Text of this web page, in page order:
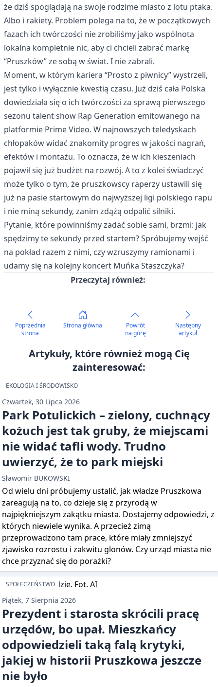
że dziś spoglądają na swoje rodzime miasto z lotu ptaka.
Albo i rakiety. Problem polega na to, że w początkowych
fazach ich twórczości nie zrobiliśmy jako wspólnota
lokalna kompletnie nic, aby ci chcieli zabrać markę
“Pruszków” ze sobą w świat. I nie zabrali.
Moment, w którym kariera “Prosto z piwnicy” wystrzeli,
jest tylko i wyłącznie kwestią czasu. Już dziś cała Polska
dowiedziała się o ich twórczości za sprawą pierwszego
sezonu talent show Rap Generation emitowanego na
platformie Prime Video. W najnowszych teledyskach
chłopaków widać znakomity progres w jakości nagrań,
efektów i montażu. To oznacza, że w ich kieszeniach
pojawił się już budżet na rozwój. A to z kolei świadczyć
może tylko o tym, że pruszkowscy raperzy ustawili się
już na pasie startowym do najwyższej ligi polskiego rapu
i nie miną sekundy, zanim zdążą odpalić silniki.
Pytanie, które powinniśmy zadać sobie sami, brzmi: jak
spędzimy te sekundy przed startem? Spróbujemy wejść
na pokład razem z nimi, czy wzruszymy ramionami i
udamy się na kolejny koncert Muńka Staszczyka?
Przeczytaj również:
Poprzednia
strona
Strona główna
Powrót
na górę
Następny
artykuł
Artykuły, które również mogą Cię
zainteresować:
EKOLOGIA I ŚRODOWISKO
Czwartek, 30 Lipca 2026
Park Potulickich – zielony, cuchnący
kożuch jest tak gruby, że miejscami
nie widać tafli wody. Trudno
uwierzyć, że to park miejski
Sławomir BUKOWSKI
Od wielu dni próbujemy ustalić, jak władze Pruszkowa
zareagują na to, co dzieje się z przyrodą w
najpiękniejszym zakątku miasta. Dostajemy odpowiedzi, z
których niewiele wynika. A przecież zimą
przeprowadzono tam prace, które miały zmniejszyć
zjawisko rozrostu i zakwitu glonów. Czy urząd miasta nie
chce przyznać się do porażki?
SPOŁECZEŃSTWO
Piątek, 7 Sierpnia 2026
Prezydent i starosta skrócili pracę
urzędów, bo upał. Mieszkańcy
odpowiedzieli taką falą krytyki,
jakiej w historii Pruszkowa jeszcze
nie było